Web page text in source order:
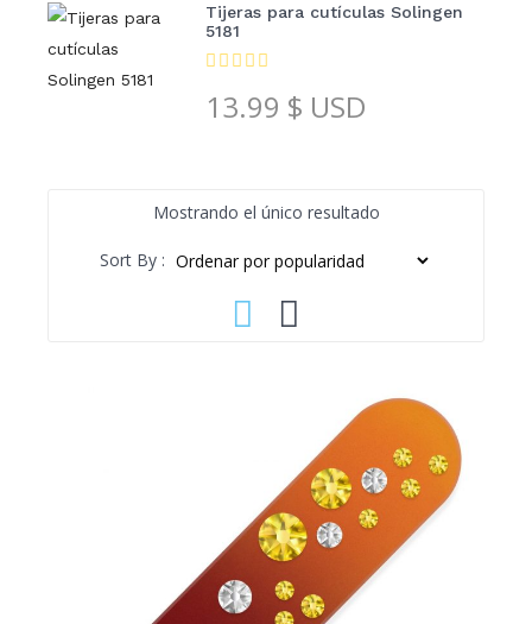
Tijeras para cutículas Solingen
5181
13.99 $ USD
Mostrando el único resultado
Sort By :